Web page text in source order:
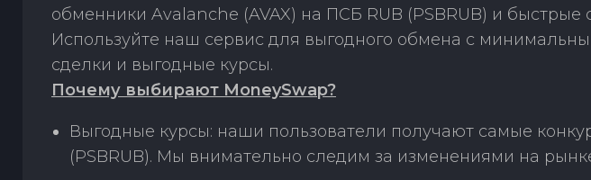
обменники Avalanche (AVAX) на ПСБ RUB (PSBRUB) и
Используйте наш сервис для выгодного обмена с
сделки и выгодные курсы.
Почему выбирают MoneySwap?
Выгодные курсы: наши пользователи получают самые
(PSBRUB). Мы внимательно следим за изменениями на